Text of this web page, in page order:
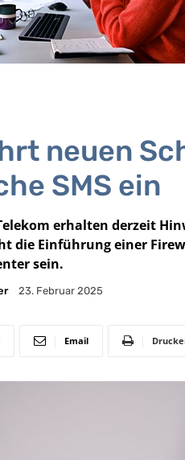
neuen
SMS ein
erhalten derzeit
die Einführung einer
sein.
23. Februar 2025
Email